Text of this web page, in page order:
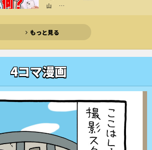
山
…
もっと見る
4コマ漫画